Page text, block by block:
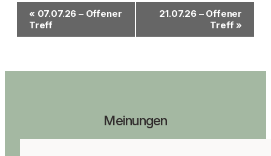
Veranstaltung-
Navigation
« 07.07.26 – Offener
Treff
21.07.26 – Offener
Treff »
Meinungen